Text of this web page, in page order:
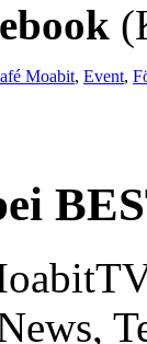
Moabit, Event,